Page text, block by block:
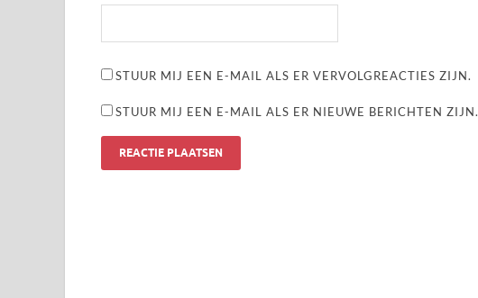
STUUR MIJ EEN E-MAIL ALS ER VERVOLGREACTIES ZIJN.
STUUR MIJ EEN E-MAIL ALS ER NIEUWE BERICHTEN ZIJN.